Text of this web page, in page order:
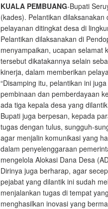
KUALA PEMBUANG-Bupati
(kades). Pelantikan
pelayanan ditingkat desa di
Pelantikan dilaksanakan di
menyampaikan, ucapan selamat
tersebut dikatakannya selain
kinerja, dalam memberikan
“Disamping itu, pelantikan ini
pembinaan dan pemberdayaan
ada tiga kepala desa yang
Bupati juga berpesan, kepada
tugas dengan tulus, sungguh-
agar menjalin komunikasi yang
dalam penyelenggaraan
mengelola Alokasi Dana Desa
Dirinya juga berharap, agar
pejabat yang dilantik ini sudah
menjalankan tugas di tempat
menghasilkan inovasi yang